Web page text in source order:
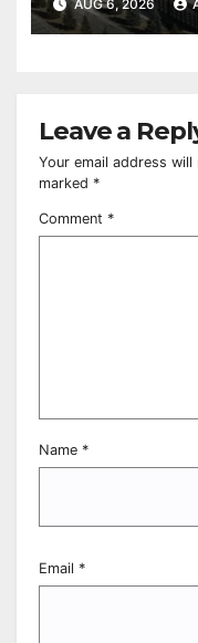
AUG 6, 2026
Leave a
Your email address
marked *
Comment *
Name *
Email *